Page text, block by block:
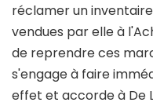
réclamer un
vendues par elle à
de reprendre ces
s'engage à faire
effet et accorde à De